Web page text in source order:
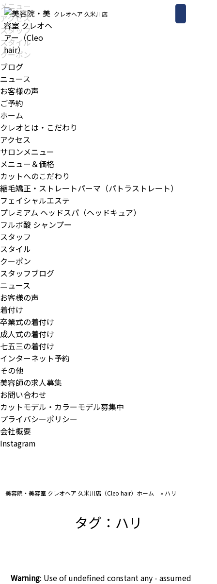
クレオヘア 久米川店
メニュー
アクセス
スタッフ
スタイル
クーポン
ブログ
ニュース
お客様の声
ご予約
ホーム
クレオとは・こだわり
アクセス
サロンメニュー
メニュー＆価格
カットへのこだわり
縮毛矯正・ストレートパーマ（パトラストレート）
フェイシャルエステ
プレミアム ヘッドスパ（ヘッドキュア）
フルボ酸 シャンプー
スタッフ
スタイル
クーポン
スタッフブログ
ニュース
お客様の声
着付け
卒業式の着付け
成人式の着付け
七五三の着付け
インターネット予約
その他
美容師の求人募集
お問い合わせ
カットモデル・カラーモデル募集中
プライバシーポリシー
会社概要
Instagram
美容院・美容室 クレオヘア 久米川店（Cleo hair）ホーム » ハリ
タグ：ハリ
Warning: Use of undefined constant any - assumed